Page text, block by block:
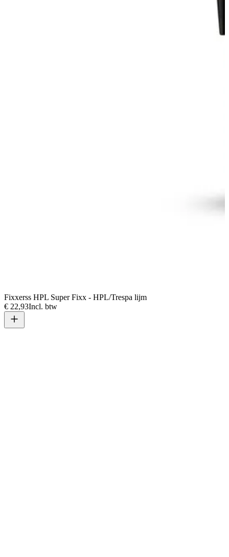
Fixxerss HPL Super Fixx - HPL/Trespa lijm
€ 22,93Incl. btw